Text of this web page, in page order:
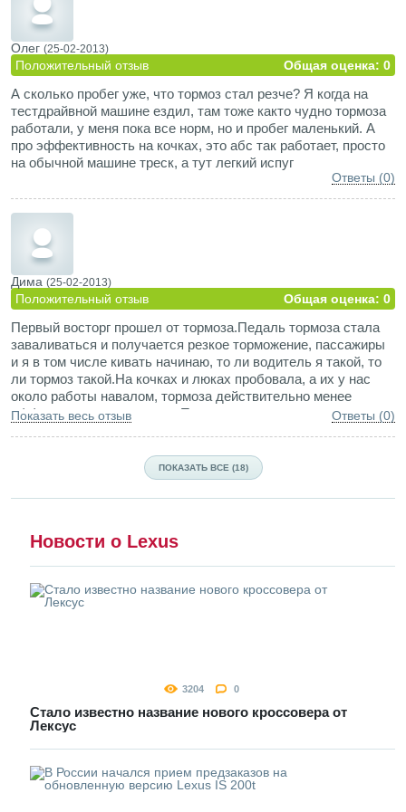
Олег (25-02-2013)
Положительный отзыв Общая оценка: 0
А сколько пробег уже, что тормоз стал резче? Я когда на
тестдрайвной машине ездил, там тоже както чудно тормоза
работали, у меня пока все норм, но и пробег маленький. А
про эффективность на кочках, это абс так работает, просто
на обычной машине треск, а тут легкий испуг
Ответы (0)
Дима (25-02-2013)
Положительный отзыв Общая оценка: 0
Первый восторг прошел от тормоза.Педаль тормоза стала
заваливаться и получается резкое торможение, пассажиры
и я в том числе кивать начинаю, то ли водитель я такой, то
ли тормоз такой.На кочках и люках пробовала, а их у нас
около работы навалом, тормоза действительно менее
эффективные становятся. Пока привыкаю к ним.
Показать весь отзыв Ответы (0)
ПОКАЗАТЬ ВСЕ (18)
Новости о Lexus
3204 0
Стало известно название нового кроссовера от
Лексус